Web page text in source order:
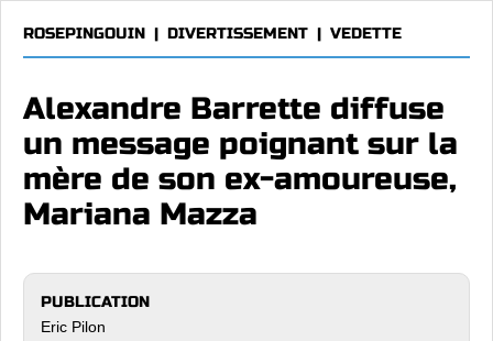
ROSEPINGOUIN | DIVERTISSEMENT | VEDETTE
Alexandre Barrette diffuse
un message poignant sur la
mère de son ex-amoureuse,
Mariana Mazza
PUBLICATION
Eric Pilon